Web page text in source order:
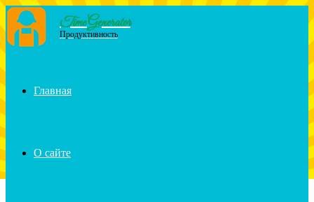
Menu
Time Generator
Продуктивность
Главная
О сайте